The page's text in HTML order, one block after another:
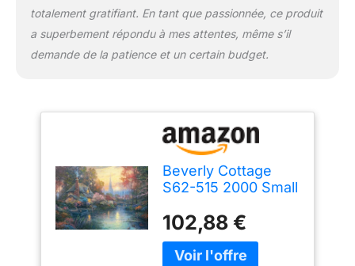
totalement gratifiant. En tant que passionnée, ce produit
a superbement répondu à mes attentes, même s’il
demande de la patience et un certain budget.
Beverly Cottage
S62-515 2000 Small
Piece (Japan
Import)
102,88 €